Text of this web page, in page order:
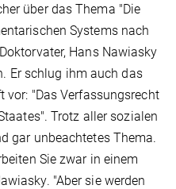
über das Thema "Die
Systems nach
Hans Nawiasky
Er schlug ihm auch das
"Das Verfassungsrecht
Trotz aller sozialen
gar unbeachtetes Thema.
Sie zwar in einem
"Aber sie werden